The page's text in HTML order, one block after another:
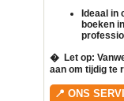
Ideaal in
boeken
� ️ Let op:
aan om tijdig te
📍 ONS